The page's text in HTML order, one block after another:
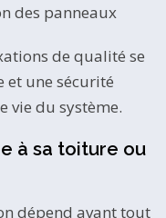
des panneaux
de qualité se
une sécurité
vie du système.
à sa toiture ou
dépend avant tout